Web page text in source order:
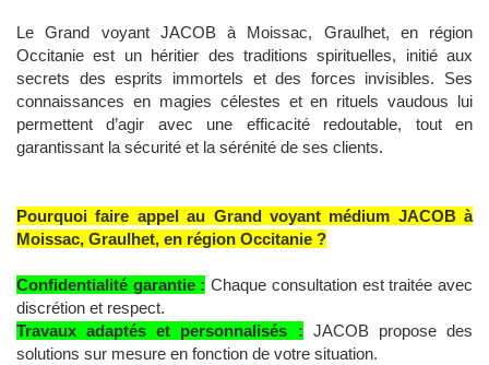
Le Grand voyant JACOB à Moissac, Graulhet, en région
Occitanie est un héritier des traditions spirituelles, initié aux
secrets des esprits immortels et des forces invisibles. Ses
connaissances en magies célestes et en rituels vaudous lui
permettent d’agir avec une efficacité redoutable, tout en
garantissant la sécurité et la sérénité de ses clients.
Pourquoi faire appel au Grand voyant médium JACOB à
Moissac, Graulhet, en région Occitanie ?
Confidentialité garantie : Chaque consultation est traitée avec
discrétion et respect.
Travaux adaptés et personnalisés : JACOB propose des
solutions sur mesure en fonction de votre situation.